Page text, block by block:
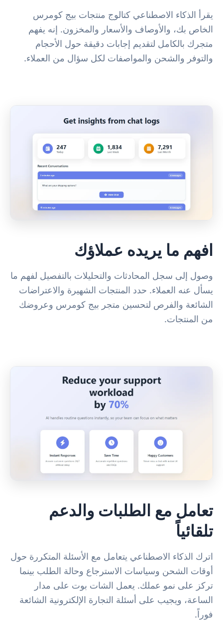
يقرأ الذكاء الاصطناعي كتالوج منتجات بيج كومرس
الخاص بك، والأوصاف والأسعار والمخزون. إنه يفهم
متجرك بالكامل لتقديم إجابات دقيقة حول الأحجام
والتوفر والشحن والمواصفات لكل سؤال من العملاء.
افهم ما يريده عملاؤك
وصول إلى سجل المحادثات والتحليلات بالتفصيل لفهم ما
يسأل عنه العملاء. حدد المنتجات الشهيرة والاعتراضات
الشائعة والفرص لتحسين متجر بيج كومرس وعروضك
من المنتجات.
تعامل مع الطلبات والدعم
تلقائياً
اترك الذكاء الاصطناعي يتعامل مع الأسئلة المتكررة حول
أوقات الشحن وسياسات الاسترجاع وحالة الطلب بينما
تركز على نمو عملك. يعمل الشات بوت على مدار
الساعة، ويجيب على أسئلة التجارة الإلكترونية الشائعة
فوراً.